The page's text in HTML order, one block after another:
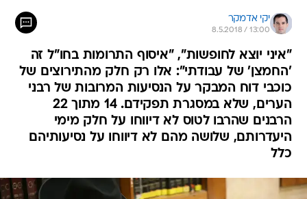
יקי אדמקר
8.5.2018 / 13:00
"איני יוצא לחופשות", "איסוף התרומות בחו"ל זה
'החמצן' של עבודתי": אלו רק חלק מהתירוצים של
כוכבי דוח המבקר על הנסיעות המרובות של רבני
הערים, שלא במסגרת תפקידם. 14 מתוך 22
הרבנים שהרבו לטוס לא דיווחו על חלק מימי
היעדרותם, שלושה מהם לא דיווחו על נסיעותיהם
כלל